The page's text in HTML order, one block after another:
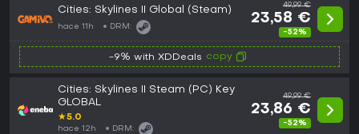
Cities: Skylines II Global (Steam)
hace 11h DRM:
49,99 €
23,58 €
-52%
-9% with XDDeals copy
Cities: Skylines II Steam (PC) Key
GLOBAL
★5.0
hace 12h DRM:
49,99 €
23,86 €
-52%